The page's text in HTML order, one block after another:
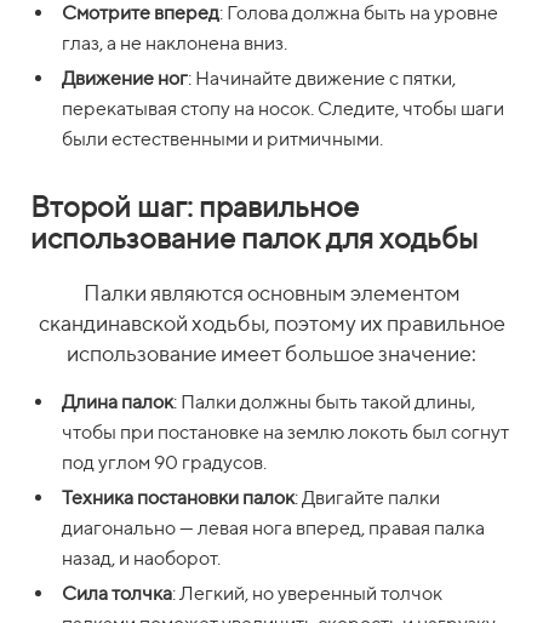
Смотрите вперед: Голова должна быть на уровне
глаз, а не наклонена вниз.
Движение ног: Начинайте движение с пятки,
перекатывая стопу на носок. Следите, чтобы шаги
были естественными и ритмичными.
Второй шаг: правильное
использование палок для ходьбы
Палки являются основным элементом
скандинавской ходьбы, поэтому их правильное
использование имеет большое значение:
Длина палок: Палки должны быть такой длины,
чтобы при постановке на землю локоть был согнут
под углом 90 градусов.
Техника постановки палок: Двигайте палки
диагонально — левая нога вперед, правая палка
назад, и наоборот.
Сила толчка: Легкий, но уверенный толчок